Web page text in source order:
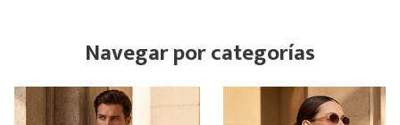
Navegar por categorías